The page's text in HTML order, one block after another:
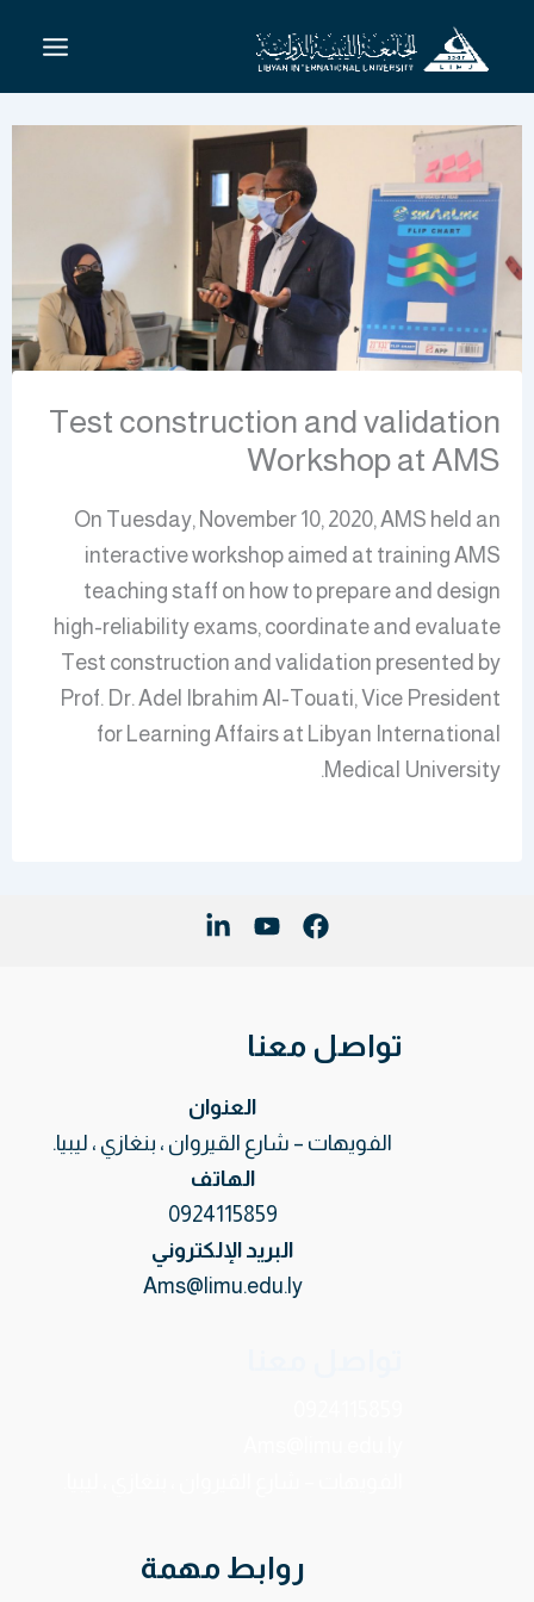
المحتوى
Test construction and validation
Workshop at AMS
On Tuesday, November 10, 2020, AMS held an
interactive workshop aimed at training AMS
teaching staff on how to prepare and design
high-reliability exams, coordinate and evaluate
Test construction and validation presented by
Prof. Dr. Adel Ibrahim Al-Touati, Vice President
for Learning Affairs at Libyan International
Medical University.
تواصل معنا
العنوان
الفويهات – شارع القيروان ، بنغازي ، ليبيا.
الهاتف
0924115859
البريد الإلكتروني
Ams@limu.edu.ly
روابط مهمة